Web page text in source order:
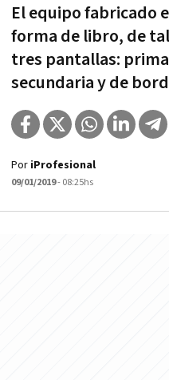
El equipo fabricado
forma de libro, de
tres pantallas:
secundaria y de
Por iProfesional
09/01/2019- 08:25hs